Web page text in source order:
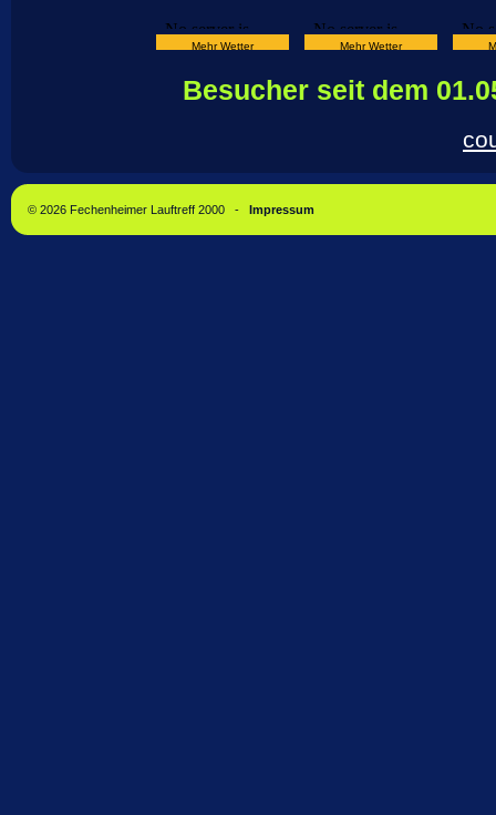
Mehr Wetter Mehr Wetter
Besucher seit dem
© 2026 Fechenheimer Lauftreff 2000 - Impressum